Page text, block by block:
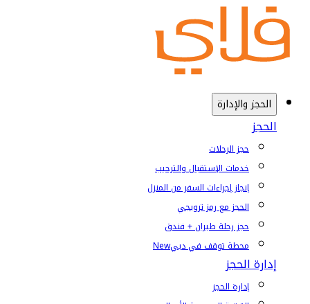
الحجز والإدارة
الحجز
حجز الرحلات
خدمات الإستقبال والترحيب
إنجاز إجراءات السفر من المنزل
الحجز مع رمز ترويجي
حجز رحلة طيران + فندق
محطة توقف في دبيNew
إدارة الحجز
إدارة الحجز